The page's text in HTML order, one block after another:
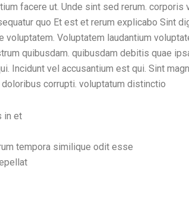
facere ut. Unde sint sed rerum. corporis
quo Et est et rerum explicabo Sint
voluptatem. Voluptatem laudantium
quibusdam. quibusdam debitis quae
Incidunt vel accusantium est qui. Sint
corrupti. voluptatum distinctio
in et
tempora similique odit esse